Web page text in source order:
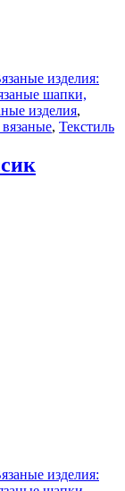
изделия:
шапки,
изделия,
, Текстиль
изделия: